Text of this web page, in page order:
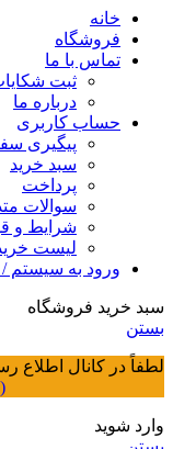
خانه
فروشگاه
تماس با ما
ثبت
درباره ما
حساب کاربری
پیگیری
سبد خرید
پرداخت
سوالات
شرایط و
لیست
ورود به سیستم /
سبد خرید فروشگاه
بستن
لطفاً در کانال اطلاع
وارد شوید